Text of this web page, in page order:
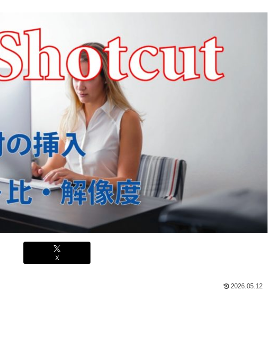
X
2026.05.12